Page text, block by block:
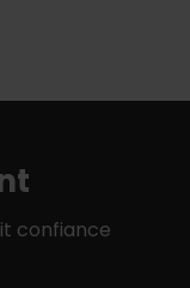
confiance